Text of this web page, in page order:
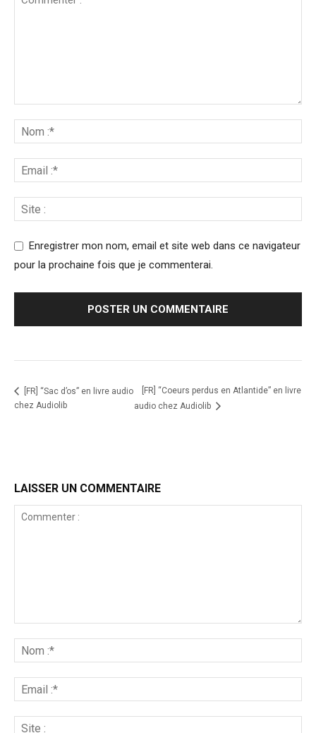
Enregistrer mon nom, email et site web dans ce navigateur
pour la prochaine fois que je commenterai.
[FR] “Sac d’os” en livre audio
chez Audiolib
[FR] “Coeurs perdus en Atlantide” en livre
audio chez Audiolib
LAISSER UN COMMENTAIRE